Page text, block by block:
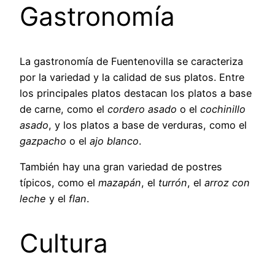
Gastronomía
La gastronomía de Fuentenovilla se caracteriza
por la variedad y la calidad de sus platos. Entre
los principales platos destacan los platos a base
de carne, como el cordero asado o el cochinillo
asado, y los platos a base de verduras, como el
gazpacho o el ajo blanco.
También hay una gran variedad de postres
típicos, como el mazapán, el turrón, el arroz con
leche y el flan.
Cultura